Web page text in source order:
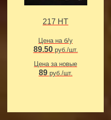
217 НТ
Цена на б/у
89.50 руб./шт.
Цена за новые
89 руб./шт.